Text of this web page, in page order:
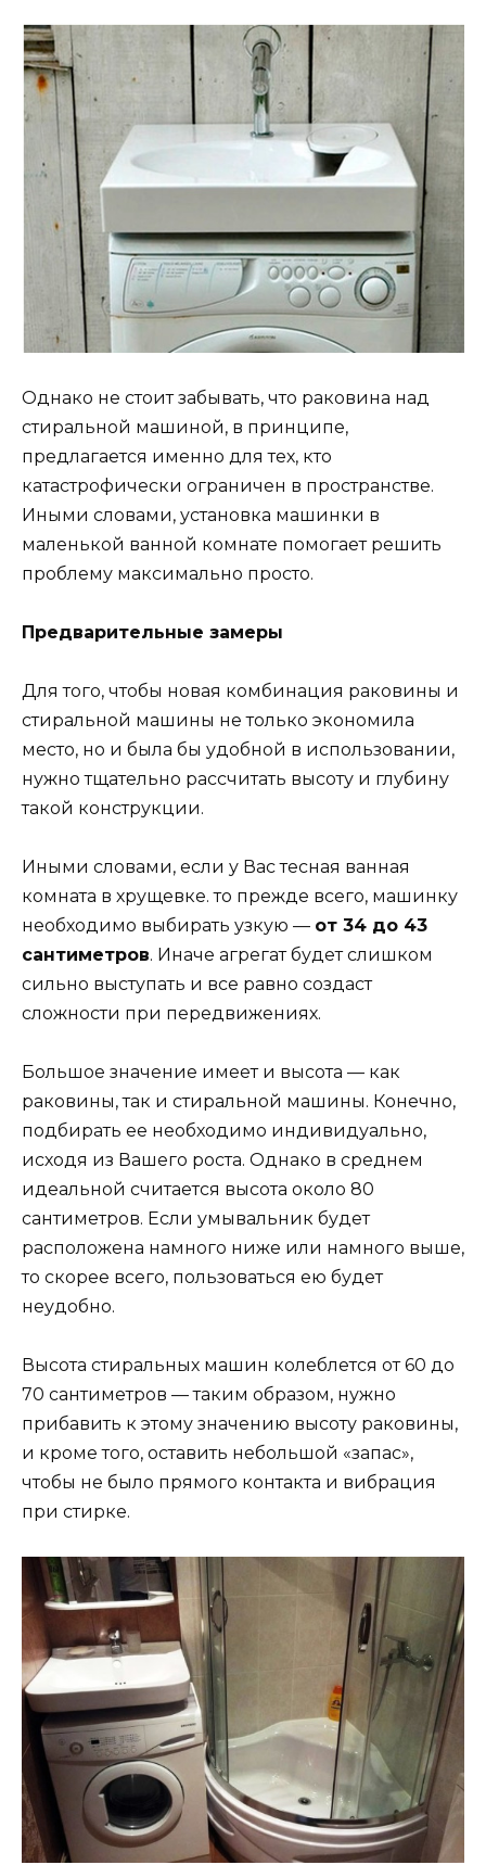
Однако не стоит забывать, что раковина над
стиральной машиной, в принципе,
предлагается именно для тех, кто
катастрофически ограничен в пространстве.
Иными словами, установка машинки в
маленькой ванной комнате помогает решить
проблему максимально просто.
Предварительные замеры
Для того, чтобы новая комбинация раковины и
стиральной машины не только экономила
место, но и была бы удобной в использовании,
нужно тщательно рассчитать высоту и глубину
такой конструкции.
Иными словами, если у Вас тесная ванная
комната в хрущевке. то прежде всего, машинку
необходимо выбирать узкую — от 34 до 43
сантиметров. Иначе агрегат будет слишком
сильно выступать и все равно создаст
сложности при передвижениях.
Большое значение имеет и высота — как
раковины, так и стиральной машины. Конечно,
подбирать ее необходимо индивидуально,
исходя из Вашего роста. Однако в среднем
идеальной считается высота около 80
сантиметров. Если умывальник будет
расположена намного ниже или намного выше,
то скорее всего, пользоваться ею будет
неудобно.
Высота стиральных машин колеблется от 60 до
70 сантиметров — таким образом, нужно
прибавить к этому значению высоту раковины,
и кроме того, оставить небольшой «запас»,
чтобы не было прямого контакта и вибрация
при стирке.